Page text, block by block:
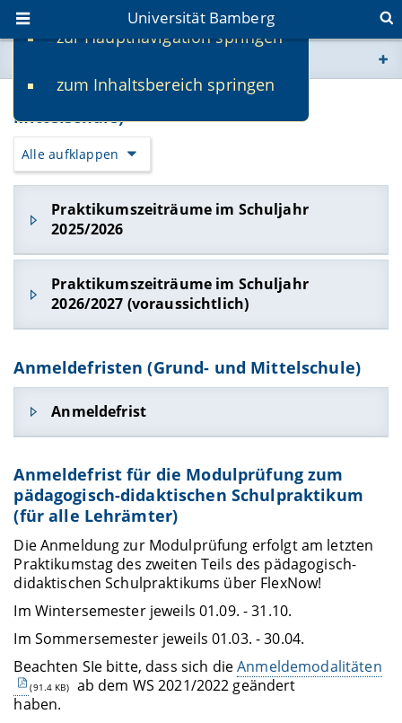
zur Hauptnavigation springen
zum Inhaltsbereich springen
Universität Bamberg
www.uni-bamberg.de
univis.uni-bamberg.de
fis.uni-bamberg.de
Praktikumszeiträume (Grund- und
Mittelschule)
Alle aufklappen
Praktikumszeiträume im Schuljahr
2025/2026
Vorläufige Termine:folgende
Praktikumszeiträume sind vorläufig!
Pädagogisch-didaktisches Schulpraktikum:
Blockpraktikum im Herbst 2025:
22.09.2025 - 10.10.2025 (vorbehaltlich
Abweichungen in Einzelfällen)
Blockpraktikum im Frühjahr 2026:
02.03.2026 - 27.03.2026
Studienbegleitende Praktika (immer
mittwochs in der Vorlesungszeit):
Wintersemester 2025/2026:
15.10.2025 - 04.02.2026
Sommersemester 2026:
15.04.2026 - 15.07.2026
Praktikumszeiträume im Schuljahr
2026/2027 (voraussichtlich)
Änderungen)
Blockpraktikum im Herbst 2026:
21.09.2026-09.10.2026
Blockpraktikum im Frühjahr 2027:
22.02.2027-19.03.2027
Studienbegleitende Praktika (immer
mittwochs in der Vorlesungszeit):
Wintersemester 2025/2026:
14.10.2026-03.02.2027
Sommersemester 2025:
14.04.2027-14.07.2027
Anmeldefristen (Grund- und Mittelschule)
Anmeldefrist
didaktische Schulpraktikum und die
studienbegleitenden Praktika an Grund- und
Mittelschulen beginnt am 01.04. und endet am
01.05. für das darauffolgende Schuljahr
Nächster Anmeldezeiraum: 01.04.2026-
01.05.2026 (für alle Praktika im Schuljahr
Zur Anmeldung
Anmeldefrist für die Modulprüfung zum
pädagogisch-didaktischen Schulpraktikum
(für alle Lehrämter)
Die Anmeldung zur Modulprüfung erfolgt am letzten
Praktikumstag des zweiten Teils des pädagogisch-
didaktischen Schulpraktikums über FlexNow!
Im Wintersemester jeweils 01.09. - 31.10.
Im Sommersemester jeweils 01.03. - 30.04.
Beachten SIe bitte, dass sich dieAnmeldemodalitäten
(91.4 KB)
ab dem WS 2021/2022 geändert
haben.